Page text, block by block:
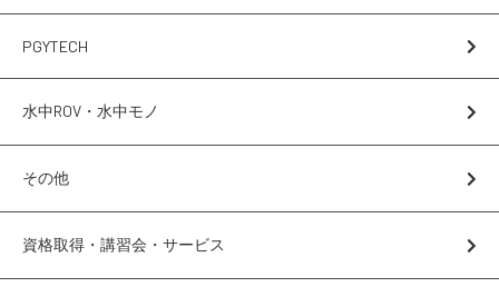
RC・ロボット部品
講習会･国家資格･WEBセミナー
サポート・Q&A / 法人・学生のお客様
PGYTECH
水中ROV・水中モノ
その他
資格取得・講習会・サービス